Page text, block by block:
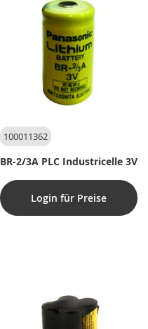
100011362
BR-2/3A PLC Industricelle 3V
Login für Preise